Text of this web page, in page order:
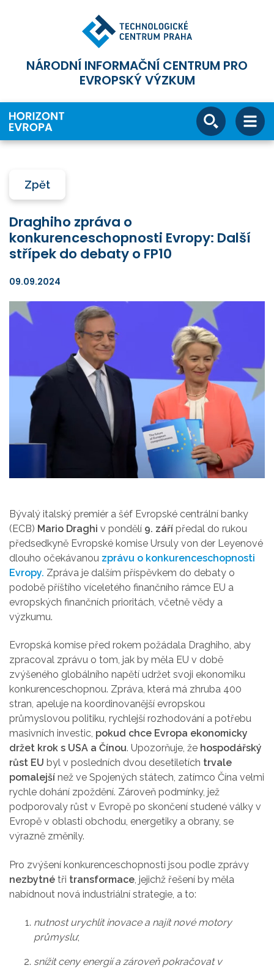
NÁRODNÍ INFORMAČNÍ CENTRUM PRO
EVROPSKÝ VÝZKUM
Zpět
Draghiho zpráva o
konkurenceschopnosti Evropy: Další
střípek do debaty o FP10
09.09.2024
Bývalý italský premiér a šéf Evropské centrální banky
(ECB) Mario Draghi v pondělí 9. září předal do rukou
předsedkyně Evropské komise Ursuly von der Leyenové
dlouho očekávanou zprávu o konkurenceschopnosti
Evropy. Zpráva je dalším příspěvkem do debaty o
podobě příštího víceletého finančního rámce EU a
evropských finančních prioritách, včetně vědy a
výzkumu.
Evropská komise před rokem požádala Draghiho, aby
zpracoval zprávu o tom, jak by měla EU v době
zvýšeného globálního napětí udržet svoji ekonomiku
konkurenceschopnou. Zpráva, která má zhruba 400
stran, apeluje na koordinovanější evropskou
průmyslovou politiku, rychlejší rozhodování a potřebu
masivních investic, pokud chce Evropa ekonomicky
držet krok s USA a Čínou. Upozorňuje, že hospodářský
růst EU byl v posledních dvou desetiletích trvale
pomalejší než ve Spojených státech, zatímco Čína velmi
rychle dohání zpoždění. Zároveň podmínky, jež
podporovaly růst v Evropě po skončení studené války v
Evropě v oblasti obchodu, energetiky a obrany, se
výrazně změnily.
Pro zvýšení konkurenceschopnosti jsou podle zprávy
nezbytné tři transformace , jejichž řešení by měla
nabídnout nová industriální strategie, a to:
nutnost urychlit inovace a najít nové motory
průmyslu;
snížit ceny energií a zároveň pokračovat v